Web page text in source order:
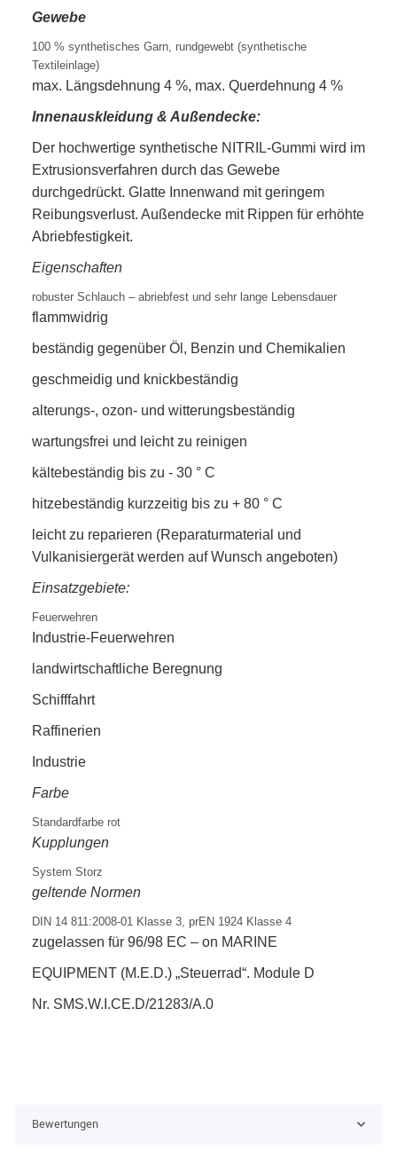
Gewebe
100 % synthetisches Garn, rundgewebt (synthetische
Textileinlage)
max. Längsdehnung 4 %, max. Querdehnung 4 %
Innenauskleidung & Außendecke:
Der hochwertige synthetische NITRIL-Gummi wird im
Extrusionsverfahren durch das Gewebe
durchgedrückt. Glatte Innenwand mit geringem
Reibungsverlust. Außendecke mit Rippen für erhöhte
Abriebfestigkeit.
Eigenschaften
robuster Schlauch – abriebfest und sehr lange Lebensdauer
flammwidrig
beständig gegenüber Öl, Benzin und Chemikalien
geschmeidig und knickbeständig
alterungs-, ozon- und witterungsbeständig
wartungsfrei und leicht zu reinigen
kältebeständig bis zu - 30 ° C
hitzebeständig kurzzeitig bis zu + 80 ° C
leicht zu reparieren (Reparaturmaterial und
Vulkanisiergerät werden auf Wunsch angeboten)
Einsatzgebiete:
Feuerwehren
Industrie-Feuerwehren
landwirtschaftliche Beregnung
Schifffahrt
Raffinerien
Industrie
Farbe
Standardfarbe rot
Kupplungen
System Storz
geltende Normen
DIN 14 811:2008-01 Klasse 3, prEN 1924 Klasse 4
zugelassen für 96/98 EC – on MARINE
EQUIPMENT (M.E.D.) „Steuerrad“. Module D
Nr. SMS.W.I.CE.D/21283/A.0
Bewertungen